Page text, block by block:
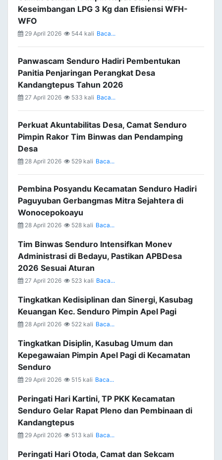
Keseimbangan LPG 3 Kg dan Efisiensi WFH-
WFO
29 April 2026 544 kali Baca...
Panwascam Senduro Hadiri Pembentukan
Panitia Penjaringan Perangkat Desa
Kandangtepus Tahun 2026
27 April 2026 533 kali Baca...
Perkuat Akuntabilitas Desa, Camat Senduro
Pimpin Rakor Tim Binwas dan Pendamping
Desa
28 April 2026 529 kali Baca...
Pembina Posyandu Kecamatan Senduro Hadiri
Paguyuban Gerbangmas Mitra Sejahtera di
Wonocepokoayu
28 April 2026 528 kali Baca...
Tim Binwas Senduro Intensifkan Monev
Administrasi di Bedayu, Pastikan APBDesa
2026 Sesuai Aturan
27 April 2026 523 kali Baca...
Tingkatkan Kedisiplinan dan Sinergi, Kasubag
Keuangan Kec. Senduro Pimpin Apel Pagi
28 April 2026 522 kali Baca...
Tingkatkan Disiplin, Kasubag Umum dan
Kepegawaian Pimpin Apel Pagi di Kecamatan
Senduro
29 April 2026 515 kali Baca...
Peringati Hari Kartini, TP PKK Kecamatan
Senduro Gelar Rapat Pleno dan Pembinaan di
Kandangtepus
29 April 2026 513 kali Baca...
Peringati Hari Otoda, Camat dan Sekcam